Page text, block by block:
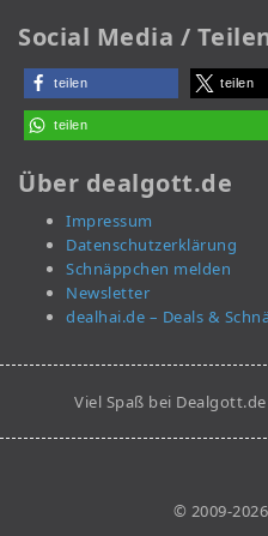
Social Media /
teilen teilen
teilen
Über dealgott.de
Impressum
Datenschutzerklärung
Schnäppchen melden
Newsletter
dealhai.de – Deals &
Viel Spaß bei
© 2009-